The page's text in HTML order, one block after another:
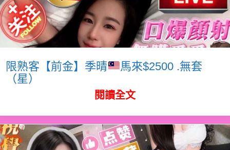
限熟客【前金】季晴
馬來$2500 .無套
（星）
閱讀全文